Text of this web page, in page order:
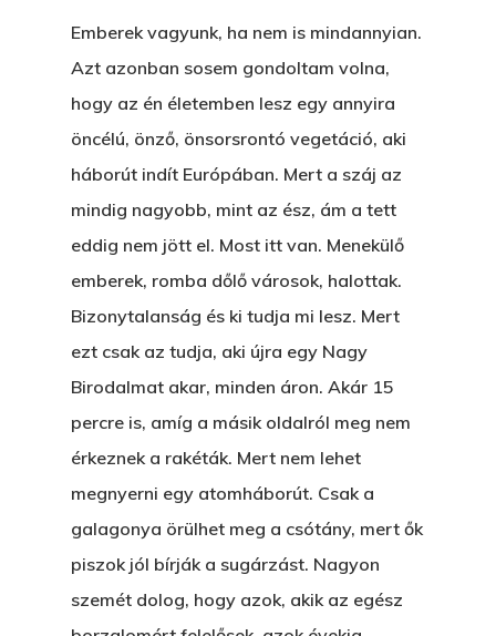
Emberek vagyunk, ha nem is mindannyian.
Azt azonban sosem gondoltam volna,
hogy az én életemben lesz egy annyira
öncélú, önző, önsorsrontó vegetáció, aki
háborút indít Európában. Mert a száj az
mindig nagyobb, mint az ész, ám a tett
eddig nem jött el. Most itt van. Menekülő
emberek, romba dőlő városok, halottak.
Bizonytalanság és ki tudja mi lesz. Mert
ezt csak az tudja, aki újra egy Nagy
Birodalmat akar, minden áron. Akár 15
percre is, amíg a másik oldalról meg nem
érkeznek a rakéták. Mert nem lehet
megnyerni egy atomháborút. Csak a
galagonya örülhet meg a csótány, mert ők
piszok jól bírják a sugárzást. Nagyon
szemét dolog, hogy azok, akik az egész